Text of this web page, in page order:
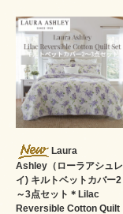
Laura
Ashley（ローラアシュレ
イ) キルトベットカバー2
～3点セット＊Lilac
Reversible Cotton Quilt